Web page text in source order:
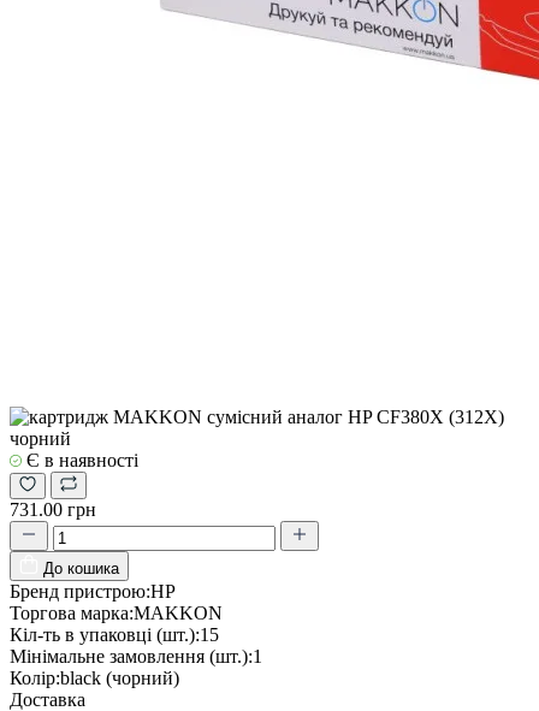
Є в наявності
731.00 грн
До кошика
Бренд пристрою:HP
Торгова марка:MAKKON
Кіл-ть в упаковці (шт.):15
Мінімальне замовлення (шт.):1
Колір:black (чорний)
Доставка